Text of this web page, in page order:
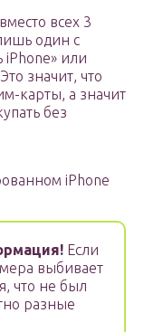
всех 3
один с
iPhone» или
значит, что
карты, а значит
без
iPhone
Если
выбивает
что не был
разные